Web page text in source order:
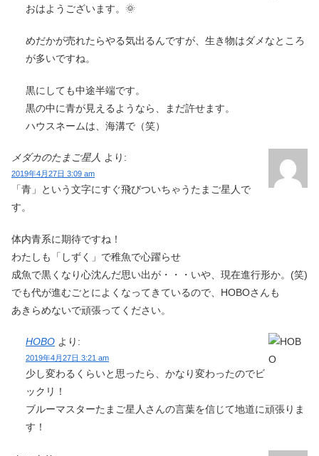
おはようございます。🌞
めだかが売れたらやる気出るんですが、生き物はダメなところ
が多いですね。
黒にしても中途半端です。
黒の中に青が見えるようなら、まだ許せます。
ハウスネームは、海溝で（笑）
メダカのたまご星人 より:
2019年4月27日 3:09 am
「青」という文字にすぐ飛びついちゃうたまご星人で
す。
体内青系に期待ですね！
わたしも「しずく」で稚魚で心躍らせ
成魚で黒くなり心沈んだ思い出が・・・いや、現在進行形か。(笑)
でも代が進むごとによくなってきているので、HOBOさんも
あきらめないで頑張ってください。
HOBO より:
2019年4月27日 3:21 am
少し変わるくらいと思ったら、かなり変わったのでビ
ックリ！
ブルーマスターたまご星人さんの言葉を信じて地道に頑張りま
す！